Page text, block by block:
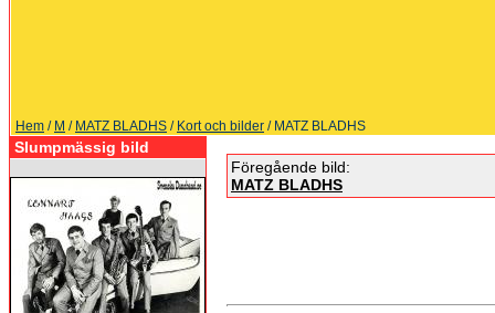
Hem / M / MATZ BLADHS / Kort och bilder / MATZ BLADHS
Slumpmässig bild
Föregående bild:
MATZ BLADHS